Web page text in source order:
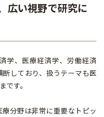
広い視野で研究に
学、医療経済学、労働経済
しており、扱うテーマも医
です。
分野は非常に重要なトピッ